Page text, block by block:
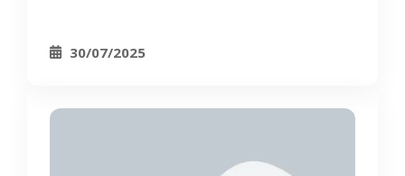
30/07/2025